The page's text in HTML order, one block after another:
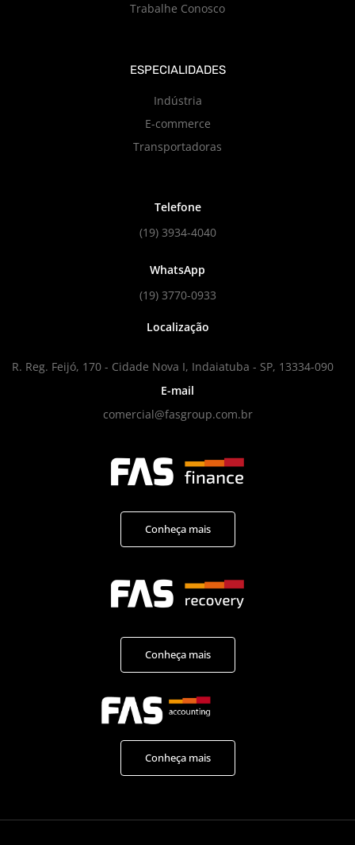
Trabalhe Conosco
ESPECIALIDADES
Indústria
E-commerce
Transportadoras
Telefone
(19) 3934-4040
WhatsApp
(19) 3770-0933
Localização
R. Reg. Feijó, 170 - Cidade Nova I, Indaiatuba - SP, 13334-090
E-mail
comercial@fasgroup.com.br
Conheça mais
Conheça mais
Conheça mais